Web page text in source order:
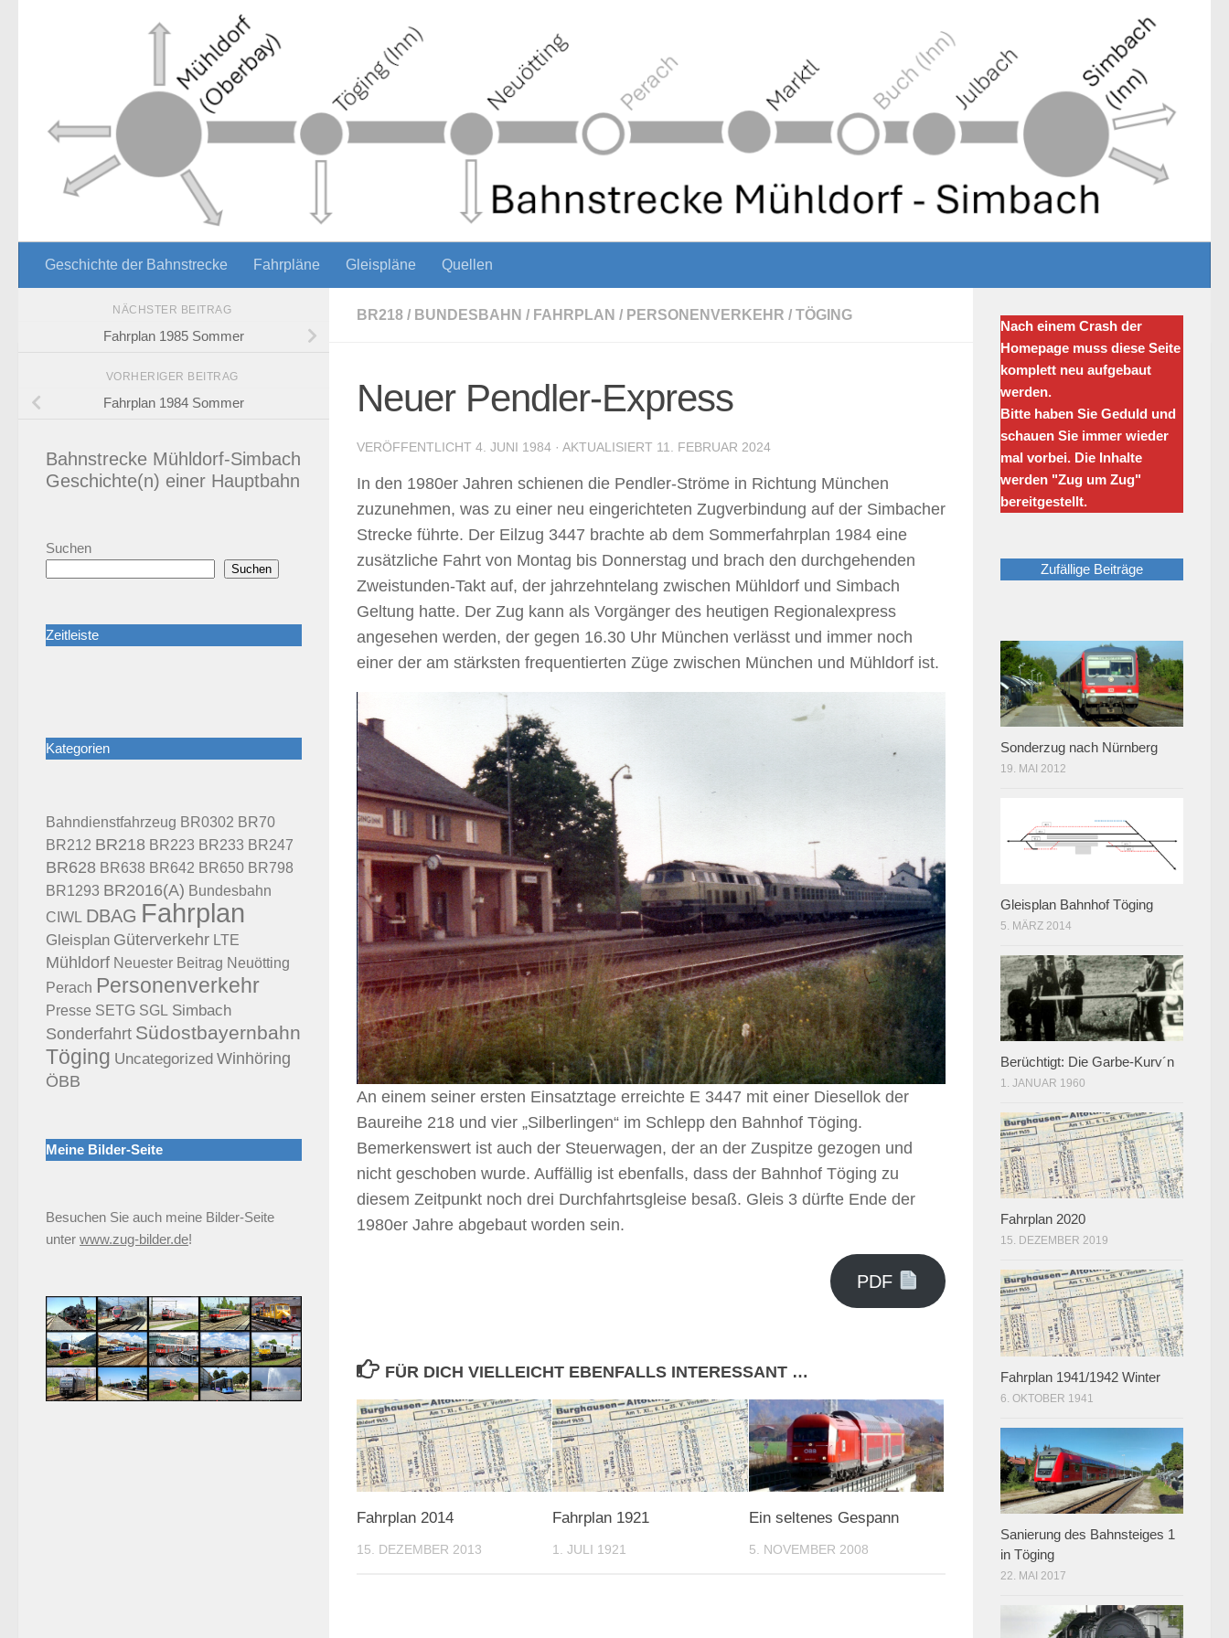
Zum Inhalt springen
Geschichte der Bahnstrecke Fahrpläne Gleispläne Quellen
BR218 / BUNDESBAHN / FAHRPLAN / PERSONENVERKEHR / TÖGING
Neuer Pendler-Express
VERÖFFENTLICHT 4. JUNI 1984 · AKTUALISIERT 11. FEBRUAR 2024
In den 1980er Jahren schienen die Pendler-Ströme in Richtung München
zuzunehmen, was zu einer neu eingerichteten Zugverbindung auf der Simbacher
Strecke führte. Der Eilzug 3447 brachte ab dem Sommerfahrplan 1984 eine
zusätzliche Fahrt von Montag bis Donnerstag und brach den durchgehenden
Zweistunden-Takt auf, der jahrzehntelang zwischen Mühldorf und Simbach
Geltung hatte. Der Zug kann als Vorgänger des heutigen Regionalexpress
angesehen werden, der gegen 16.30 Uhr München verlässt und immer noch
einer der am stärksten frequentierten Züge zwischen München und Mühldorf ist.
An einem seiner ersten Einsatztage erreichte E 3447 mit einer Diesellok der
Baureihe 218 und vier „Silberlingen“ im Schlepp den Bahnhof Töging.
Bemerkenswert ist auch der Steuerwagen, der an der Zuspitze gezogen und
nicht geschoben wurde. Auffällig ist ebenfalls, dass der Bahnhof Töging zu
diesem Zeitpunkt noch drei Durchfahrtsgleise besaß. Gleis 3 dürfte Ende der
1980er Jahre abgebaut worden sein.
PDF
FÜR DICH VIELLEICHT EBENFALLS INTERESSANT …
Fahrplan 2014
15. DEZEMBER 2013
Fahrplan 1921
1. JULI 1921
Ein seltenes Gespann
5. NOVEMBER 2008
NÄCHSTER BEITRAG
Fahrplan 1985 Sommer
VORHERIGER BEITRAG
Fahrplan 1984 Sommer
Bahnstrecke Mühldorf-Simbach
Geschichte(n) einer Hauptbahn
Suchen
Suchen
Zeitleiste
Kategorien
Bahndienstfahrzeug BR0302 BR70
BR212 BR218 BR223 BR233 BR247
BR628 BR638 BR642 BR650 BR798
BR1293 BR2016(A) Bundesbahn
CIWL DBAG Fahrplan
Gleisplan Güterverkehr LTE
Mühldorf Neuester Beitrag Neuötting
Perach Personenverkehr
Presse SETG SGL Simbach
Sonderfahrt Südostbayernbahn
Töging Uncategorized Winhöring
ÖBB
Meine Bilder-Seite
Besuchen Sie auch meine Bilder-Seite
unter www.zug-bilder.de!
Nach einem Crash der
Homepage muss diese Seite
komplett neu aufgebaut
werden.
Bitte haben Sie Geduld und
schauen Sie immer wieder
mal vorbei. Die Inhalte
werden "Zug um Zug"
bereitgestellt.
Zufällige Beiträge
Sonderzug nach Nürnberg
19. MAI 2012
Gleisplan Bahnhof Töging
5. MÄRZ 2014
Berüchtigt: Die Garbe-Kurv´n
1. JANUAR 1960
Fahrplan 2020
15. DEZEMBER 2019
Fahrplan 1941/1942 Winter
6. OKTOBER 1941
Sanierung des Bahnsteiges 1
in Töging
22. MAI 2017